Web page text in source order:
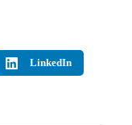
LinkedIn